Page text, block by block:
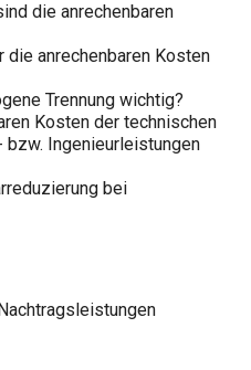
die anrechenbaren
die anrechenbaren Kosten
Trennung wichtig?
Kosten der technischen
Ingenieurleistungen
bei